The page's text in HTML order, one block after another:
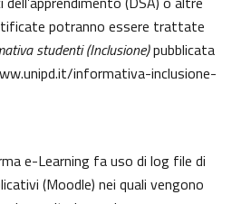
potranno essere trattate
studenti (Inclusione)pubblicata
informativa-inclusione-
e-Learning fa uso di log file di
(Moodle) nei quali vengono